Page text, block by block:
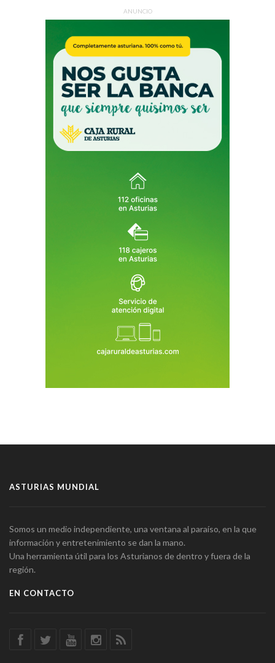
ANUNCIO
ASTURIAS MUNDIAL
Somos un medio independiente, una ventana al paraíso, en la que
información y entretenimiento se dan la mano.
Una herramienta útil para los Asturianos de dentro y fuera de la
región.
EN CONTACTO